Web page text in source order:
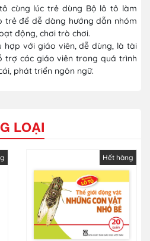
cùng lúc trẻ dùng Bộ lô tô làm
trẻ để dễ dàng hướng dẫn nhóm
động, chơi trò chơi.
hợp với giáo viên, dễ dùng, là tài
trợ các giáo viên trong quá trình
phát triển ngôn ngữ.
LOẠI
Hết hàng